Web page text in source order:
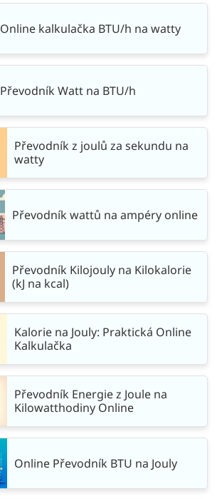
Online kalkulačka BTU/h na watty
Převodník Watt na BTU/h
Převodník z joulů za sekundu na
watty
Převodník wattů na ampéry online
Převodník Kilojouly na Kilokalorie
(kJ na kcal)
Kalorie na Jouly: Praktická Online
Kalkulačka
Převodník Energie z Joule na
Kilowatthodiny Online
Online Převodník BTU na Jouly